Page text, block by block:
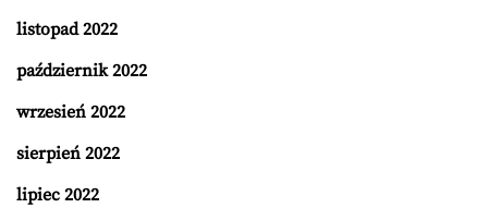
listopad 2022
październik 2022
wrzesień 2022
sierpień 2022
lipiec 2022